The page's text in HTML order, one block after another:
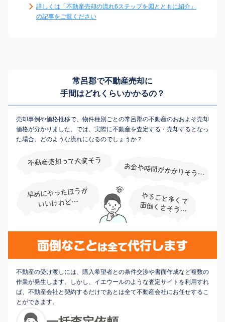
詳しくは「不動産売却の流れ6ステップを図とともに紹介」
の記事をご覧ください
常呂郡で不動産売却に
手間はどれくらいかかるの？
売却事例や価格推移で、物件種別ごとの常呂郡の不動産のおおよそ売却
価格が分かりました。では、実際に不動産を査定する・売却するとなっ
た場合、どのような流れになるのでしょうか？
不動産の受け渡しには、購入希望者との条件交渉や書面作成など複数の
作業が発生します。しかし、イエウールのような査定サイトを利用すれ
ば、不動産会社と契約するだけであとは全て不動産会社にお任せするこ
とができます。